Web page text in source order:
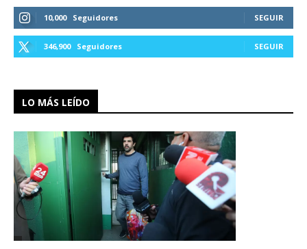
10,000 Seguidores SEGUIR
346,900 Seguidores SEGUIR
LO MÁS LEÍDO